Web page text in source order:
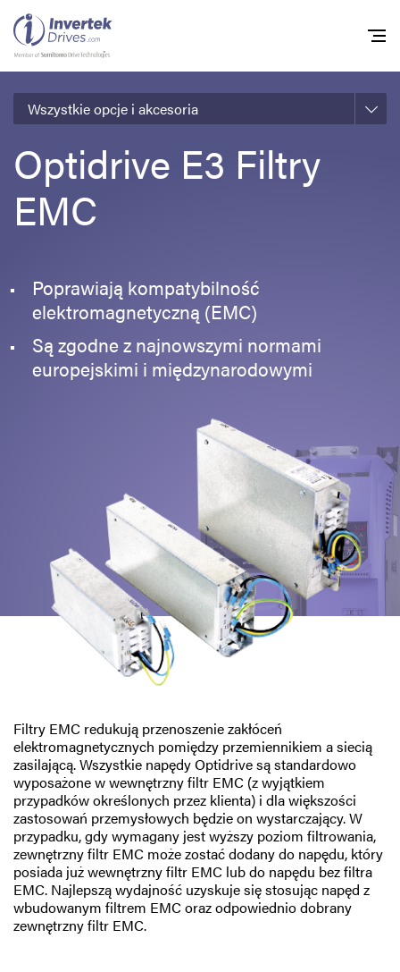
Wszystkie opcje i akcesoria
Optidrive E3 Filtry
EMC
Poprawiają kompatybilność
elektromagnetyczną (EMC)
Są zgodne z najnowszymi normami
europejskimi i międzynarodowymi
Filtry EMC redukują przenoszenie zakłóceń
elektromagnetycznych pomiędzy przemiennikiem a siecią
zasilającą. Wszystkie napędy Optidrive są standardowo
wyposażone w wewnętrzny filtr EMC (z wyjątkiem
przypadków określonych przez klienta) i dla większości
zastosowań przemysłowych będzie on wystarczający. W
przypadku, gdy wymagany jest wyższy poziom filtrowania,
zewnętrzny filtr EMC może zostać dodany do napędu, który
posiada już wewnętrzny filtr EMC lub do napędu bez filtra
EMC. Najlepszą wydajność uzyskuje się stosując napęd z
wbudowanym filtrem EMC oraz odpowiednio dobrany
zewnętrzny filtr EMC.
Home
Przemienniki
O nas
Kontakt
Mapa strony
iSource Rejestracja